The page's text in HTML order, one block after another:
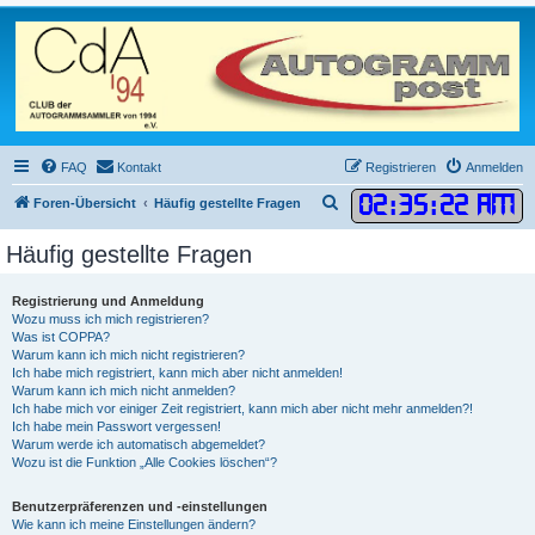
FAQ Kontakt Anmelden
Registrieren
Foren-Übersicht Häufig gestellte Fragen 02:35:23 AM
u
Häufig gestellte Fragen
Registrierung und Anmeldung
Wozu muss ich mich registrieren?
Was ist COPPA?
Warum kann ich mich nicht registrieren?
Ich habe mich registriert, kann mich aber nicht anmelden!
Warum kann ich mich nicht anmelden?
Ich habe mich vor einiger Zeit registriert, kann mich aber nicht mehr anmelden?!
Ich habe mein Passwort vergessen!
Warum werde ich automatisch abgemeldet?
Wozu ist die Funktion „Alle Cookies löschen“?
Benutzerpräferenzen und -einstellungen
Wie kann ich meine Einstellungen ändern?